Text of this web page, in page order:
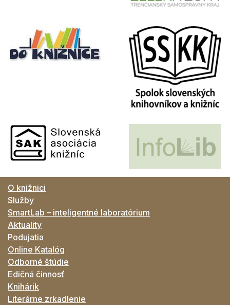
O knižnici
Služby
SmartLab – inteligentné laboratórium
Aktuality
Podujatia
Online Katalóg
Odborné štúdie
Edičná činnosť
Knihárik
Literárne zrkadlenie